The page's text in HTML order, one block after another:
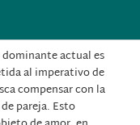
actual es
al imperativo de
compensar con la
pareja. Esto